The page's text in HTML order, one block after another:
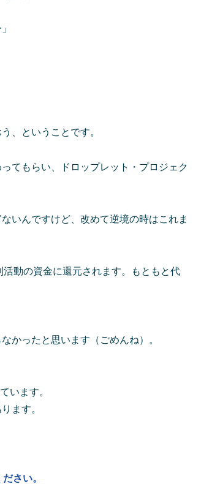
、ということです。
てもらい、ドロップレット・プロジェク
いんですけど、改めて逆境の時はこれま
動の資金に還元されます。もともと代
かったと思います（ごめんね）。
います。
ます。
さい。